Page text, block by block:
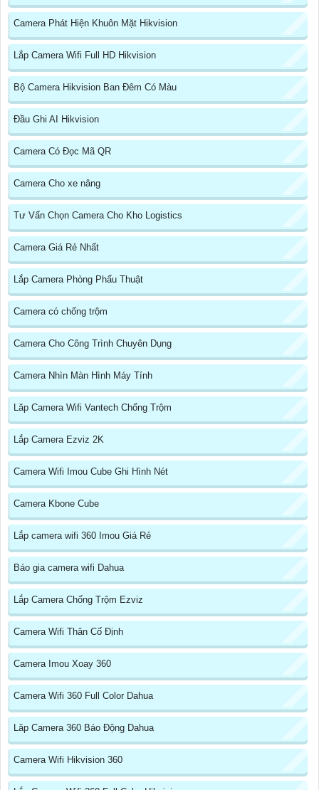
Camera Phát Hiện Khuôn Mặt Hikvision
Lắp Camera Wifi Full HD Hikvision
Bộ Camera Hikvision Ban Đêm Có Màu
Đầu Ghi AI Hikvision
Camera Có Đọc Mã QR
Camera Cho xe nâng
Tư Vấn Chọn Camera Cho Kho Logistics
Camera Giá Rẻ Nhất
Lắp Camera Phòng Phẩu Thuật
Camera có chống trộm
Camera Cho Công Trình Chuyên Dụng
Camera Nhìn Màn Hình Máy Tính
Lăp Camera Wifi Vantech Chống Trộm
Lắp Camera Ezviz 2K
Camera Wifi Imou Cube Ghi Hình Nét
Camera Kbone Cube
Lắp camera wifi 360 Imou Giá Rẻ
Báo gia camera wifi Dahua
Lắp Camera Chống Trộm Ezviz
Camera Wifi Thân Cố Định
Camera Imou Xoay 360
Camera Wifi 360 Full Color Dahua
Lăp Camera 360 Báo Động Dahua
Camera Wifi Hikvision 360